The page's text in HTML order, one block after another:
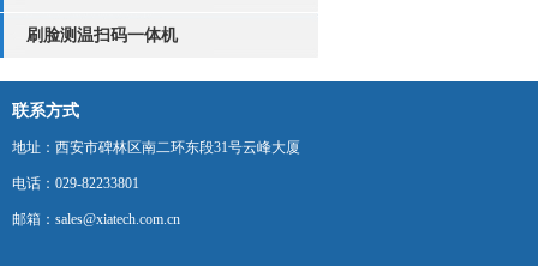
刷脸测温扫码一体机
联系方式
地址：西安市碑林区南二环东段31号云峰大厦
电话：029-82233801
邮箱：sales@xiatech.com.cn